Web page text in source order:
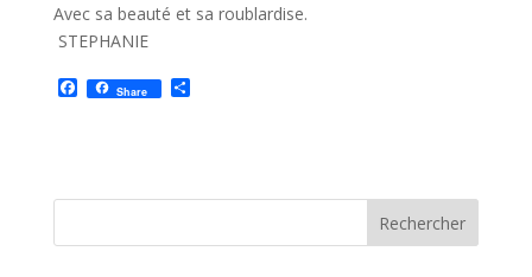
Avec sa beauté et sa roublardise.
STEPHANIE
F
a
o
Share P
e